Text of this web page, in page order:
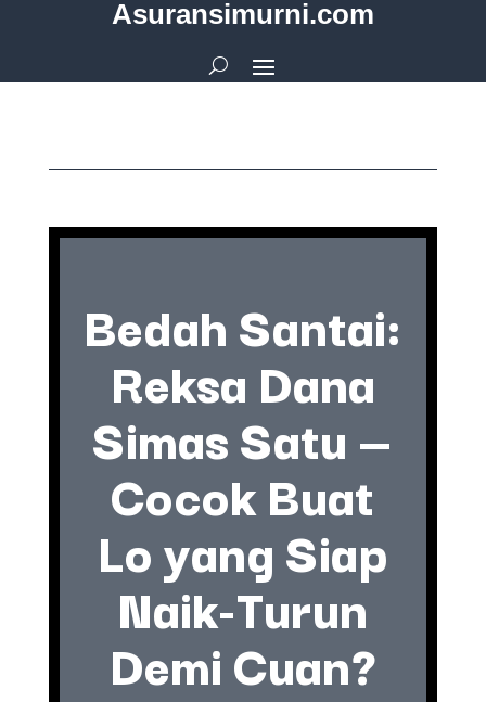
Asuransimurni.com
Bedah Santai:
Reksa Dana
Simas Satu —
Cocok Buat
Lo yang Siap
Naik-Turun
Demi Cuan?